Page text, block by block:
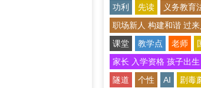
功利
先读
义务教育
职场新人 构建和谐 过
课堂
教学点 老师
家长 入学资格 孩子出
隧道
个性 AI 剧毒